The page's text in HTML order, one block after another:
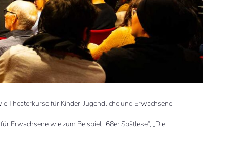
Theaterkurse für Kinder, Jugendliche und Erwachsene.
Erwachsene wie zum Beispiel „68er Spätlese“, „Die